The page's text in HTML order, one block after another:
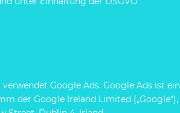
Google Ads. Google Ads ist ein
der Google Ireland Limited („Google“),